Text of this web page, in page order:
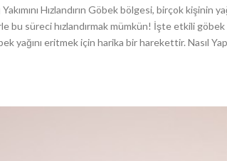
Hızlandırın Göbek bölgesi, birçok
bu süreci hızlandırmak mümkün! İşte etkili
yağını eritmek için harika bir harekettir. Nasıl